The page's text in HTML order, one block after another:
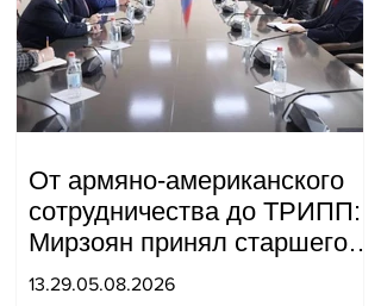
От армяно-американского
сотрудничества до ТРИПП:
Мирзоян принял старшего
советника специального
13.29.05.08.2026